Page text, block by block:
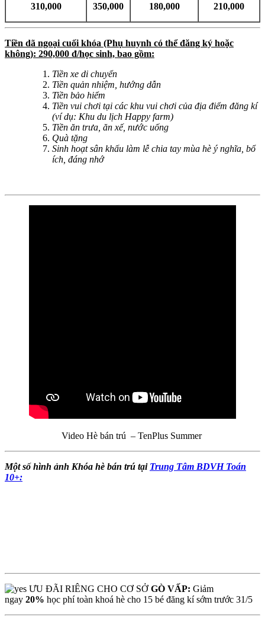
310,000 350,000 180,000 210,000
Tiền dã ngoại cuối khóa (Phụ huynh có thể đăng ký hoặc
không): 290,000 đ/học sinh, bao gồm:
Tiền xe di chuyển
Tiền quản nhiệm, hướng dẫn
Tiền bảo hiểm
Tiền vui chơi tại các khu vui chơi của địa điểm đăng kí
(ví dụ: Khu du lịch Happy farm)
Tiền ăn trưa, ăn xế, nước uống
Quà tặng
Sinh hoạt sân khấu làm lễ chia tay mùa hè ý nghĩa, bổ
ích, đáng nhớ
Video Hè bán trú – TenPlus Summer
Một số hình ảnh Khóa hè bán trú tại Trung Tâm BDVH Toán
10+:
ƯU ĐÃI RIÊNG CHO CƠ SỞ GÒ VẤP: Giảm
ngay 20% học phí toàn khoá hè cho 15 bé đăng kí sớm trước 31/5